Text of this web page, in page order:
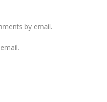
by email.